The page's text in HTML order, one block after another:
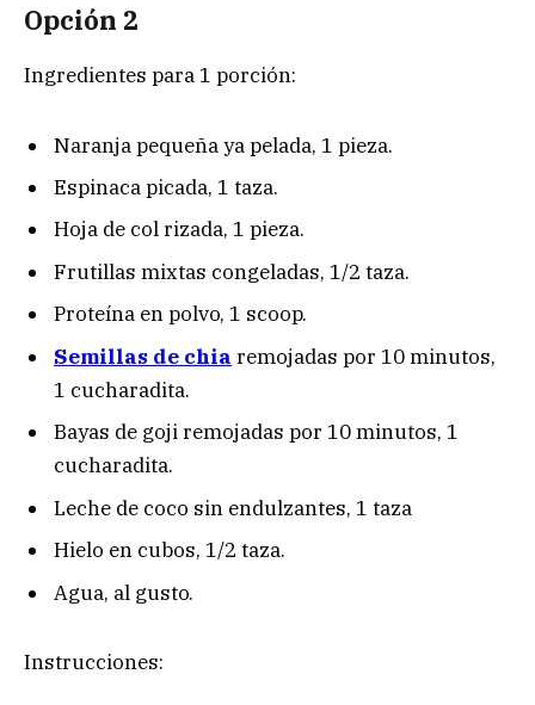
Opción 2
Ingredientes para 1 porción:
Naranja pequeña ya pelada, 1 pieza.
Espinaca picada, 1 taza.
Hoja de col rizada, 1 pieza.
Frutillas mixtas congeladas, 1/2 taza.
Proteína en polvo, 1 scoop.
Semillas de chia remojadas por 10 minutos,
1 cucharadita.
Bayas de goji remojadas por 10 minutos, 1
cucharadita.
Leche de coco sin endulzantes, 1 taza
Hielo en cubos, 1/2 taza.
Agua, al gusto.
Instrucciones: